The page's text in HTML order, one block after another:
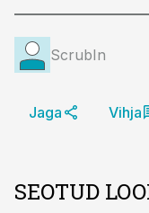
ScrubIn
Jaga Vihja
SEOTUD